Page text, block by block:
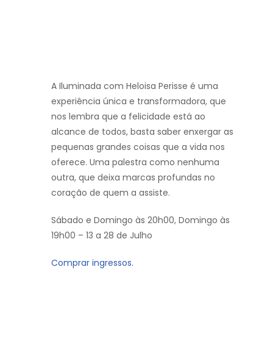
A Iluminada com Heloisa Perisse é uma
experiência única e transformadora, que
nos lembra que a felicidade está ao
alcance de todos, basta saber enxergar as
pequenas grandes coisas que a vida nos
oferece. Uma palestra como nenhuma
outra, que deixa marcas profundas no
coração de quem a assiste.
Sábado e Domingo às 20h00, Domingo às
19h00 – 13 a 28 de Julho
Comprar ingressos.